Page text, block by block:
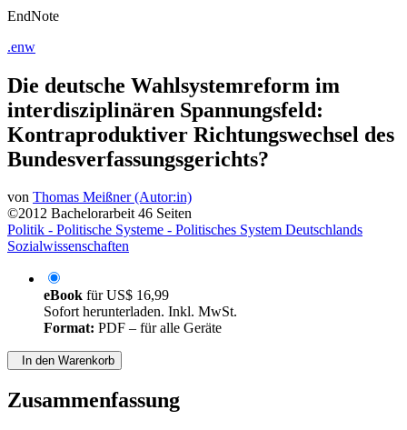
EndNote
.enw
Die deutsche Wahlsystemreform im
interdisziplinären Spannungsfeld:
Kontraproduktiver Richtungswechsel des
Bundesverfassungsgerichts?
von Thomas Meißner (Autor:in)
©2012 Bachelorarbeit 46 Seiten
Politik - Politische Systeme - Politisches System Deutschlands
Sozialwissenschaften
eBook fürUS$ 16,99
Sofort herunterladen. Inkl. MwSt.
Format: PDF – für alle Geräte
In den Warenkorb
Zusammenfassung